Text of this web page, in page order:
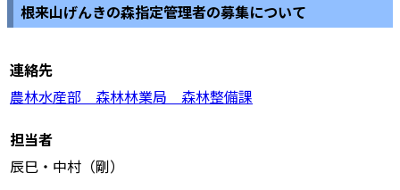
根来山げんきの森指定管理者の募集について
連絡先
農林水産部 森林林業局 森林整備課
担当者
辰巳・中村（剛）